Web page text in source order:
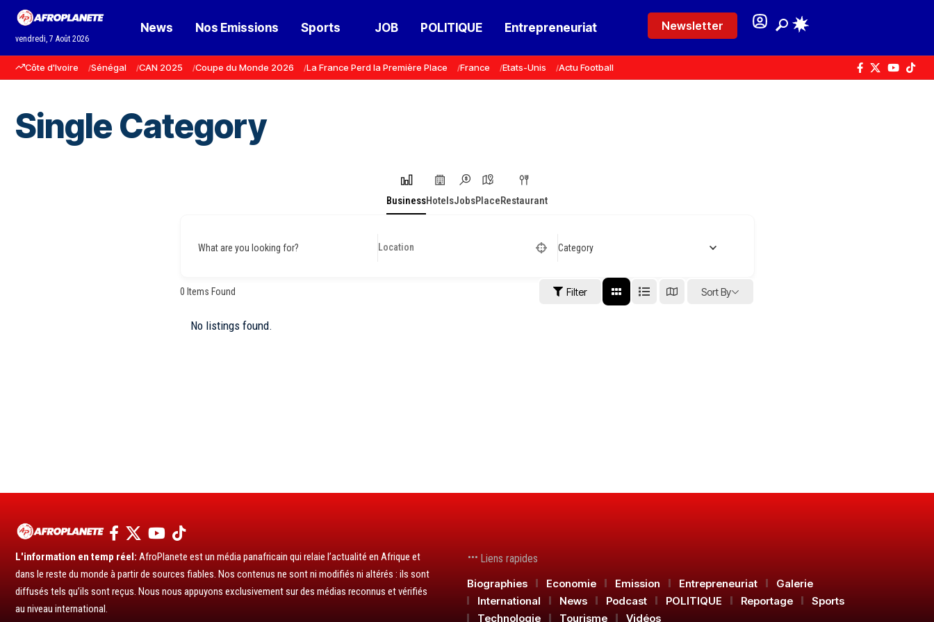
vendredi, 7 Août 2026
News Nos Emissions Sports JOB POLITIQUE Entrepreneuriat Newsletter
Côte d'Ivoire Sénégal CAN 2025 Coupe du Monde 2026 La France Perd la Première Place France Etats-Unis Actu Football
Single Category
BusinessHotelsJobsPlaceRestaurant
What are you looking for? Category
0 Items Found Filter Sort By
No listings found.
L'information en temp réel: AfroPlanete est un média panafricain qui relaie l’actualité en Afrique et
dans le reste du monde à partir de sources fiables. Nos contenus ne sont ni modifiés ni altérés : ils sont
diffusés tels qu’ils sont reçus. Nous nous appuyons exclusivement sur des médias reconnus et vérifiés
au niveau international.
Liens rapides
Biographies
Economie Emission Entrepreneuriat
Galerie
International
News Podcast POLITIQUE Reportage
Sports
Technologie
Tourisme Vidéos